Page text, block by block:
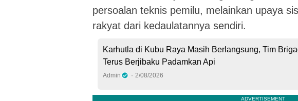
persoalan teknis pemilu, melainkan upaya
rakyat dari kedaulatannya sendiri.
Karhutla di Kubu Raya Masih Berlangsung, Tim
Terus Berjibaku Padamkan Api
Admin 2/08/2026